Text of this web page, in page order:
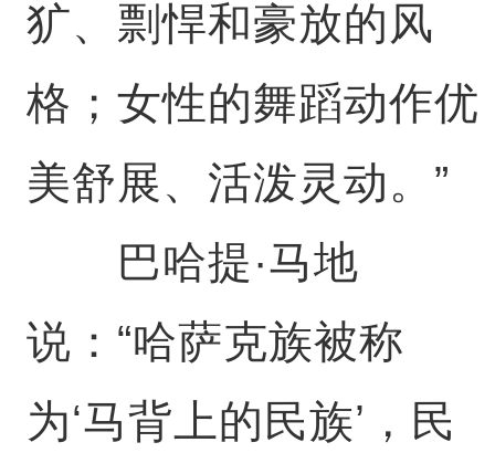
犷、剽悍和豪放的风
格；女性的舞蹈动作优
美舒展、活泼灵动。”
巴哈提·马地
说：“哈萨克族被称
为‘马背上的民族’，民